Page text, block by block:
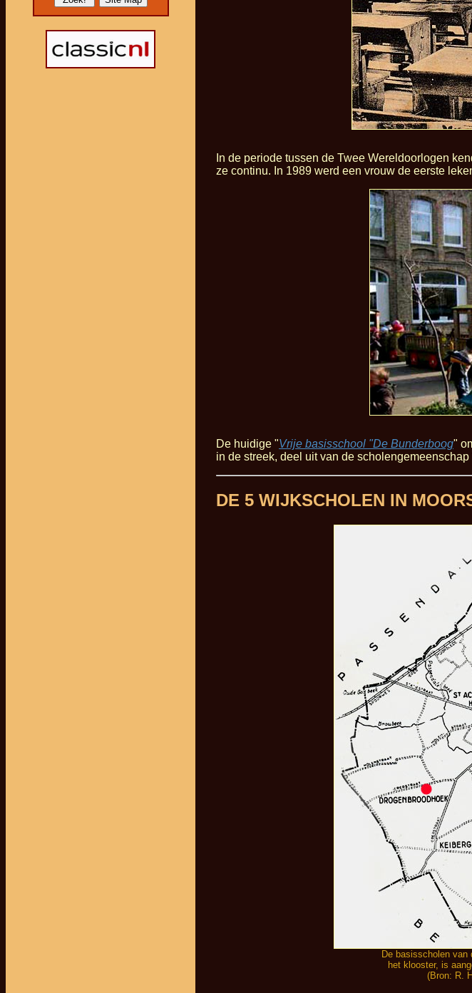
In de periode tussen de Twee Wereldoorlogen
ze continu. In 1989 werd een vrouw de eerste
De huidige "Vrije basisschool "De Bunderboog"
in de streek, deel uit van de scholengemeenschap
DE 5 WIJKSCHOLEN IN
De basisscholen
het klooster, is
(Bron: R.